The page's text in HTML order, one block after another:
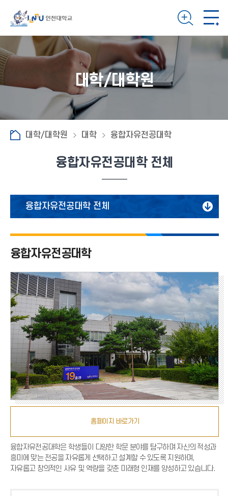
대학/대학원
대학/대학원 대학 융합자유전공대학
융합자유전공대학 전체
융합자유전공대학 전체
자유전공학부
국제자유전공학부
융합학부
홈페이지 바로가기
융합자유전공대학
융합자유전공대학은 학생들이 다양한 학문 분야를 탐구하며 자신의 적성과
흥미에 맞는 전공을 자유롭게 선택하고 설계할 수 있도록 지원하며,
자유롭고 창의적인 사유 및 역량을 갖춘 미래형 인재를 양성하고 있습니다.